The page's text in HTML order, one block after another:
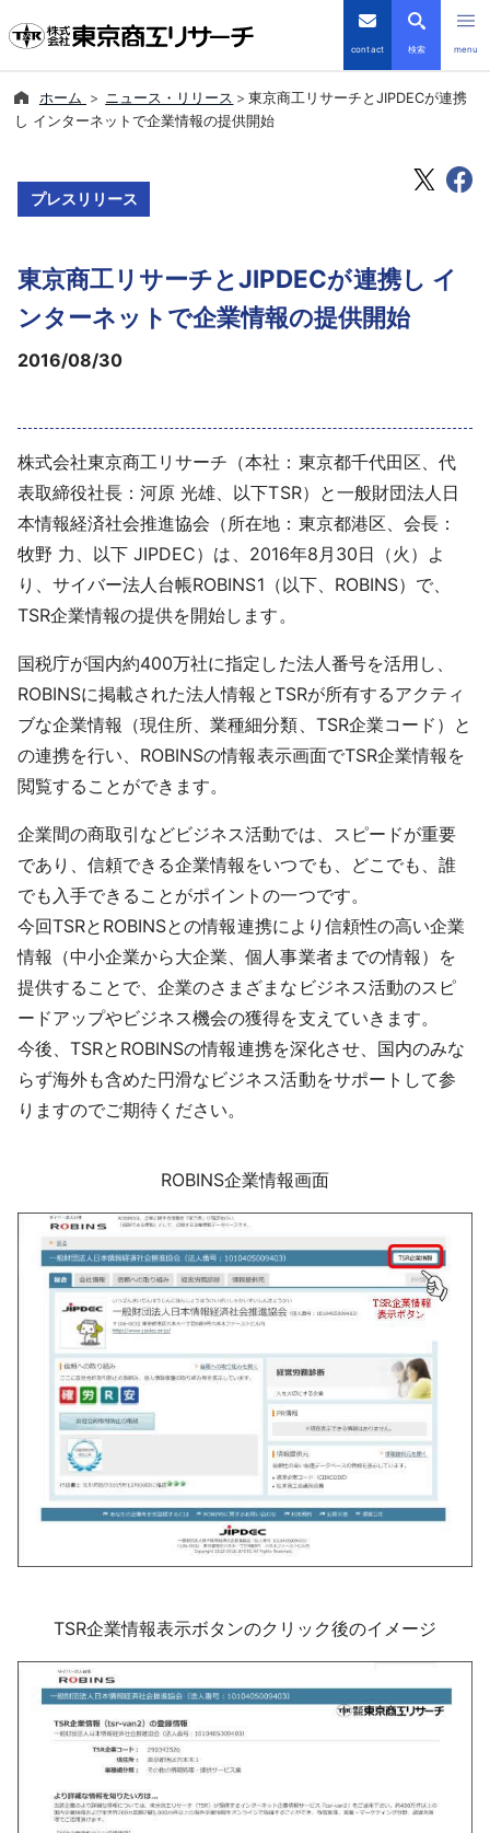
contact 検索 menu
倒産・注目企業情報
優良企業サイト
導入事例
採用情報
よくあるご質問
English
ホーム ニュース・リリース
東京商工リサーチとJIPDECが連携
し インターネットで企業情報の提供開始
プレスリリース
東京商工リサーチとJIPDECが連携し イ
ンターネットで企業情報の提供開始
2016/08/30
株式会社東京商工リサーチ（本社：東京都千代田区、代
表取締役社長：河原 光雄、以下TSR）と一般財団法人日
本情報経済社会推進協会（所在地：東京都港区、会長：
牧野 力、以下 JIPDEC）は、2016年8月30日（火）よ
り、サイバー法人台帳ROBINS1（以下、ROBINS）で、
TSR企業情報の提供を開始します。
国税庁が国内約400万社に指定した法人番号を活用し、
ROBINSに掲載された法人情報とTSRが所有するアクティ
ブな企業情報（現住所、業種細分類、TSR企業コード）と
の連携を行い、ROBINSの情報表示画面でTSR企業情報を
閲覧することができます。
企業間の商取引などビジネス活動では、スピードが重要
であり、信頼できる企業情報をいつでも、どこでも、誰
でも入手できることがポイントの一つです。
今回TSRとROBINSとの情報連携により信頼性の高い企業
情報（中小企業から大企業、個人事業者までの情報）を
提供することで、企業のさまざまなビジネス活動のスピ
ードアップやビジネス機会の獲得を支えていきます。
今後、TSRとROBINSの情報連携を深化させ、国内のみな
らず海外も含めた円滑なビジネス活動をサポートして参
りますのでご期待ください。
ROBINS企業情報画面
TSR企業情報表示ボタンのクリック後のイメージ